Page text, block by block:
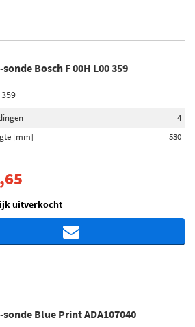
Bosch F 00H L00 359
4
[mm]
530
uitverkocht
Blue Print ADA107040